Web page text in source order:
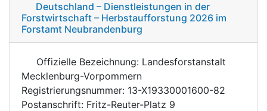
Deutschland – Dienstleistungen in der
Forstwirtschaft – Herbstaufforstung 2026 im
Forstamt Neubrandenburg
Offizielle Bezeichnung: Landesforstanstalt
Mecklenburg-Vorpommern
Registrierungsnummer: 13-X19330001600-82
Postanschrift: Fritz-Reuter-Platz 9